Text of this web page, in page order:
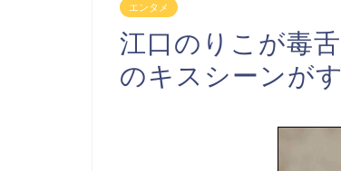
エンタメ
江口のりこが毒
のキスシーンが